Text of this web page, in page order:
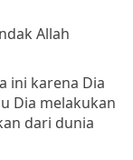
Allah
ini karena Dia
Dia melakukan
dari dunia